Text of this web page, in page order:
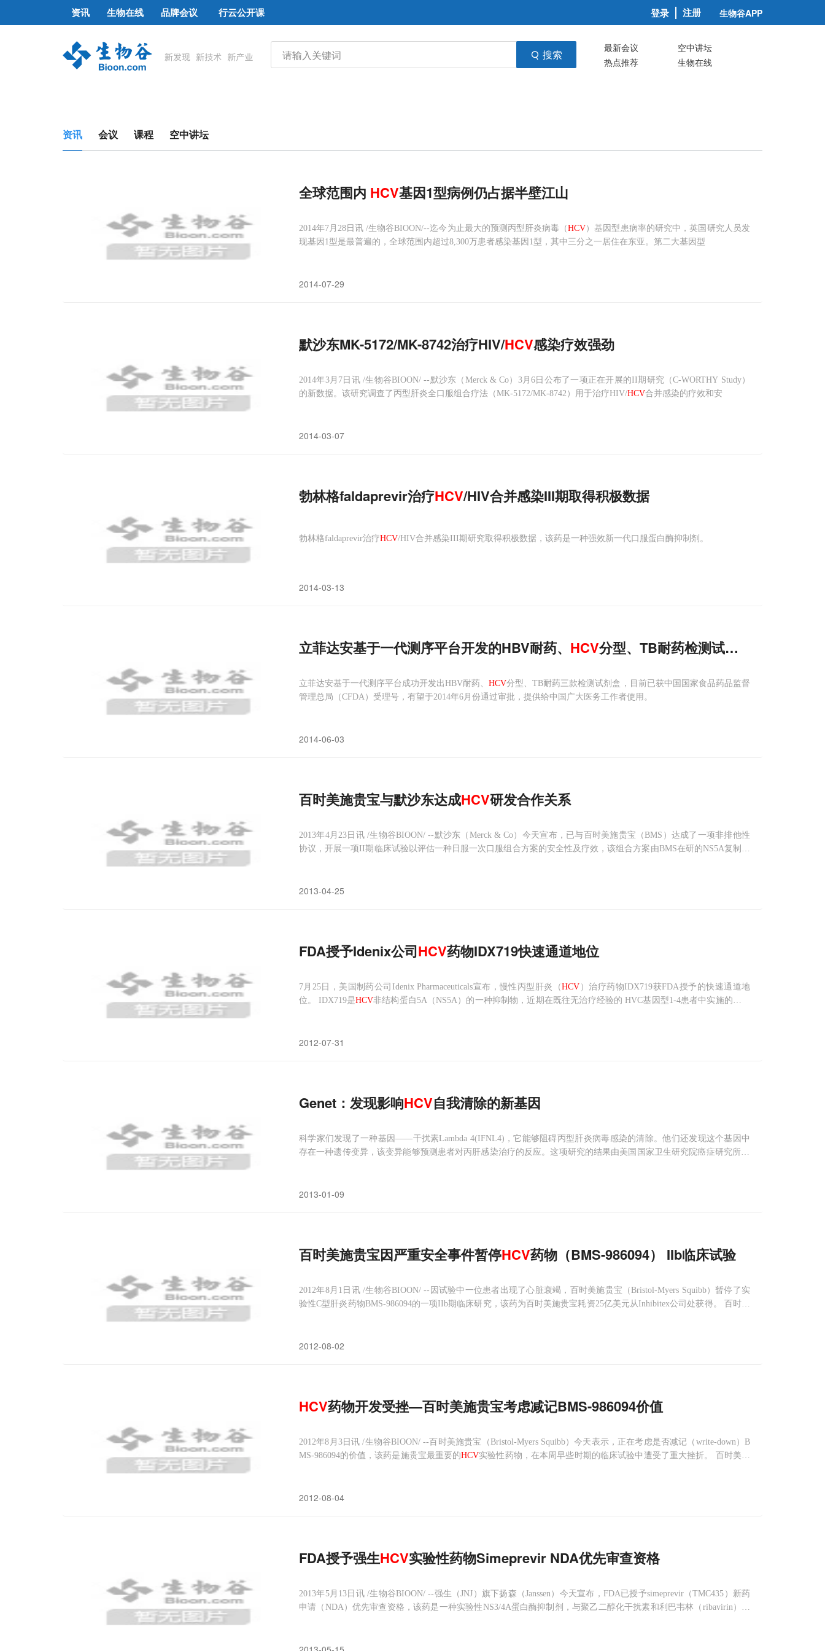
资讯 生物在线 品牌会议 行云公开课 登录 注册 生物谷APP
搜索 最新会议
空中讲坛
热点推荐
生物在线
资讯 会议 课程 空中讲坛
全球范围内 HCV基因1型病例仍占据半壁江山
2014年7月28日讯 /生物谷BIOON/--迄今为止最大的预测丙型肝炎病毒（HCV）基因型患病率的研究中，英国研究人员发
现基因1型是最普遍的，全球范围内超过8,300万患者感染基因1型，其中三分之一居住在东亚。第二大基因型
2014-07-29
默沙东MK-5172/MK-8742治疗HIV/HCV感染疗效强劲
2014年3月7日讯 /生物谷BIOON/ --默沙东（Merck & Co）3月6日公布了一项正在开展的II期研究（C-WORTHY Study）
的新数据。该研究调查了丙型肝炎全口服组合疗法（MK-5172/MK-8742）用于治疗HIV/HCV合并感染的疗效和安
2014-03-07
勃林格faldaprevir治疗HCV/HIV合并感染III期取得积极数据
勃林格faldaprevir治疗HCV/HIV合并感染III期研究取得积极数据，该药是一种强效新一代口服蛋白酶抑制剂。
2014-03-13
立菲达安基于一代测序平台开发的HBV耐药、 HCV分型、TB耐药检测试剂盒即将获得
立菲达安基于一代测序平台成功开发出HBV耐药、 HCV分型、TB耐药三款检测试剂盒，目前已获中国国家食品药品监督
管理总局（CFDA）受理号，有望于2014年6月份通过审批，提供给中国广大医务工作者使用。
2014-06-03
百时美施贵宝与默沙东达成HCV研发合作关系
2013年4月23日讯 /生物谷BIOON/ --默沙东（Merck & Co）今天宣布，已与百时美施贵宝（BMS）达成了一项非排他性
协议，开展一项II期临床试验以评估一种日服一次口服组合方案的安全性及疗效，该组合方案由BMS在研的NS5A复制复
2013-04-25
FDA授予Idenix公司HCV药物IDX719快速通道地位
7月25日，美国制药公司Idenix Pharmaceuticals宣布，慢性丙型肝炎（HCV ）治疗药物IDX719获FDA授予的快速通道地
位。 IDX719是HCV非结构蛋白5A（NS5A）的一种抑制物，近期在既往无治疗经验的 HVC基因型1-4患者中实施的一项
2012-07-31
Genet：发现影响HCV自我清除的新基因
科学家们发现了一种基因——干扰素Lambda 4(IFNL4)，它能够阻碍丙型肝炎病毒感染的清除。他们还发现这个基因中
存在一种遗传变异，该变异能够预测患者对丙肝感染治疗的反应。这项研究的结果由美国国家卫生研究院癌症研究所(N
2013-01-09
百时美施贵宝因严重安全事件暂停HCV药物（BMS-986094） IIb临床试验
2012年8月1日讯 /生物谷BIOON/ --因试验中一位患者出现了心脏衰竭，百时美施贵宝（Bristol-Myers Squibb）暂停了实
验性C型肝炎药物BMS-986094的一项IIb期临床研究，该药为百时美施贵宝耗资25亿美元从Inhibitex公司处获得。 百时美
2012-08-02
HCV药物开发受挫—百时美施贵宝考虑减记BMS-986094价值
2012年8月3日讯 /生物谷BIOON/ --百时美施贵宝（Bristol-Myers Squibb）今天表示，正在考虑是否减记（write-down）B
MS-986094的价值，该药是施贵宝最重要的HCV实验性药物，在本周早些时期的临床试验中遭受了重大挫折。 百时美施
2012-08-04
FDA授予强生HCV实验性药物Simeprevir NDA优先审查资格
2013年5月13日讯 /生物谷BIOON/ --强生（JNJ）旗下扬森（Janssen）今天宣布，FDA已授予simeprevir（TMC435）新药
申请（NDA）优先审查资格，该药是一种实验性NS3/4A蛋白酶抑制剂，与聚乙二醇化干扰素和利巴韦林（ribavirin）联